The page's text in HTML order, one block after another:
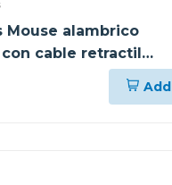
Mouse alambrico
cable retractil
Add